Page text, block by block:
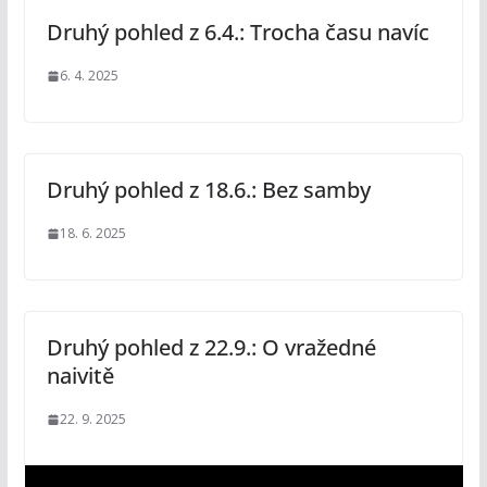
Druhý pohled z 6.4.: Trocha času navíc
6. 4. 2025
Druhý pohled z 18.6.: Bez samby
18. 6. 2025
Druhý pohled z 22.9.: O vražedné
naivitě
22. 9. 2025